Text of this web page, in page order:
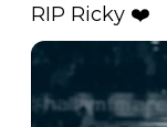
RIP Ricky ❤️